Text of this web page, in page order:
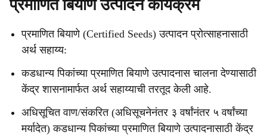
प्रमाणित बियाणे उत्पादन कार्यक्रम
प्रमाणित बियाणे (Certified Seeds) उत्पादन प्रोत्साहनासाठी
अर्थ सहाय्य:
कडधान्य पिकांच्या प्रमाणित बियाणे उत्पादनास चालना देण्यासाठी
केंद्र शासनामार्फत अर्थ सहाय्याची तरतूद केली आहे.
अधिसूचित वाण/संकरित (अधिसूचनेनंतर ३ वर्षांनंतर ५ वर्षांच्या
मर्यादेत) कडधान्य पिकांच्या प्रमाणित बियाणे उत्पादनासाठी केंद्र